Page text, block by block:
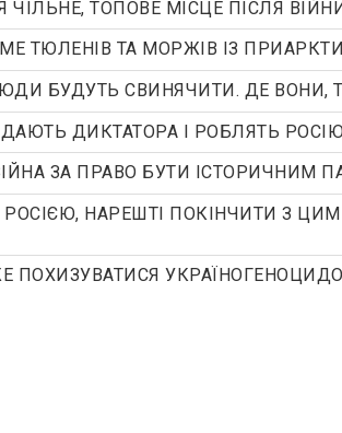
ТОПОВЕ МІСЦЕ ПІСЛЯ
ТЮЛЕНІВ ТА МОРЖІВ ІЗ
БУДУТЬ СВИНЯЧИТИ. ДЕ
ДИКТАТОРА І РОБЛЯТЬ РОСІЮ
ЗА ПРАВО БУТИ ІСТОРИЧНИМ
НАРЕШТІ ПОКІНЧИТИ З